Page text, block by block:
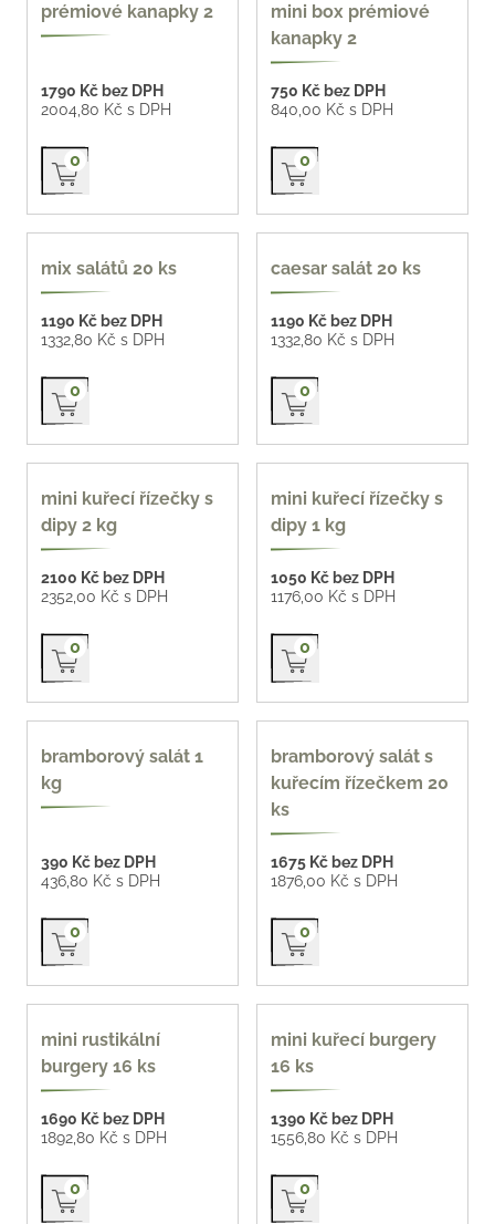
prémiové kanapky 2
1790 Kč bez DPH
2004,80 Kč s DPH
Přidat do košíku
0
mini box prémiové
kanapky 2
750 Kč bez DPH
840,00 Kč s DPH
Přidat do košíku
0
oblíbené
mix salátů 20 ks
1190 Kč bez DPH
1332,80 Kč s DPH
Přidat do košíku
0
caesar salát 20 ks
1190 Kč bez DPH
1332,80 Kč s DPH
Přidat do košíku
0
mini kuřecí řízečky s
dipy 2 kg
2100 Kč bez DPH
2352,00 Kč s DPH
Přidat do košíku
0
mini kuřecí řízečky s
dipy 1 kg
1050 Kč bez DPH
1176,00 Kč s DPH
Přidat do košíku
0
bramborový salát 1
kg
390 Kč bez DPH
436,80 Kč s DPH
Přidat do košíku
0
bramborový salát s
kuřecím řízečkem 20
ks
1675 Kč bez DPH
1876,00 Kč s DPH
Přidat do košíku
0
mini rustikální
burgery 16 ks
1690 Kč bez DPH
1892,80 Kč s DPH
Přidat do košíku
0
97 Kč / ks
mini kuřecí burgery
16 ks
1390 Kč bez DPH
1556,80 Kč s DPH
Přidat do košíku
0